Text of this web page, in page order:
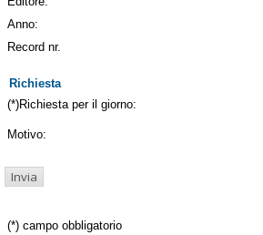
Anno:
Record nr.
Richiesta
(*)Richiesta per il giorno:
Motivo:
(*) campo obbligatorio